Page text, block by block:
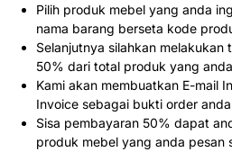
Pilih produk mebel yang anda
nama barang berseta kode
Selanjutnya silahkan melakukan
50% dari total produk yang
Kami akan membuatkan E-mail
Invoice sebagai bukti order
Sisa pembayaran 50% dapat
produk mebel yang anda pesan